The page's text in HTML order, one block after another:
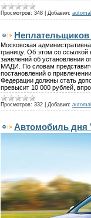
Просмотров: 348 Добавил:
Неплательщиков
Московская
границу. Об этом со
заявлений об установлении
МАДИ. По словам
постановлений о
Федерации должны стать
превысит 10 000 рублей,
Просмотров: 332 Добавил:
Автомобиль дня